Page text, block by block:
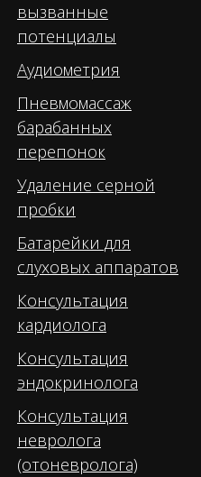
вызванные
потенциалы
Аудиометрия
Пневмомассаж
барабанных
перепонок
Удаление серной
пробки
Батарейки для
слуховых аппаратов
Консультация
кардиолога
Консультация
эндокринолога
Консультация
невролога
(отоневролога)